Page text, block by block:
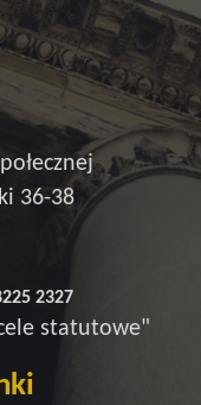
36-38
2327
statutowe"